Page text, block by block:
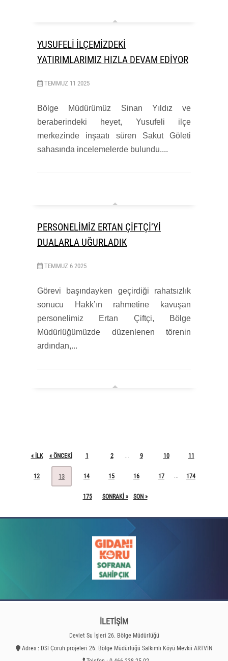
YUSUFELİ İLÇEMİZDEKİ
YATIRIMLARIMIZ HIZLA DEVAM EDİYOR
TEMMUZ 11 2025
Bölge Müdürümüz Sinan Yıldız ve
beraberindeki heyet, Yusufeli ilçe
merkezinde inşaatı süren Sakut Göleti
sahasında incelemelerde bulundu....
PERSONELİMİZ ERTAN ÇİFTÇİ’Yİ
DUALARLA UĞURLADIK
TEMMUZ 6 2025
Görevi başındayken geçirdiği rahatsızlık
sonucu Hakk’ın rahmetine kavuşan
personelimiz Ertan Çiftçi, Bölge
Müdürlüğümüzde düzenlenen törenin
ardından,...
« ILK « ÖNCEKI 1 2 9 10 11
12 13 14 15 16 17 174
175 SONRAKI » SON »
İLETİŞİM
Devlet Su İşleri 26. Bölge Müdürlüğü
Adres : DSİ Çoruh projeleri 26. Bölge Müdürlüğü Salkımlı Köyü Mevkii ARTVİN